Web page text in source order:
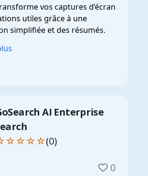
vos captures d’écran
utiles grâce à une
simplifiée et des résumés.
AI Enterprise
(0)
0